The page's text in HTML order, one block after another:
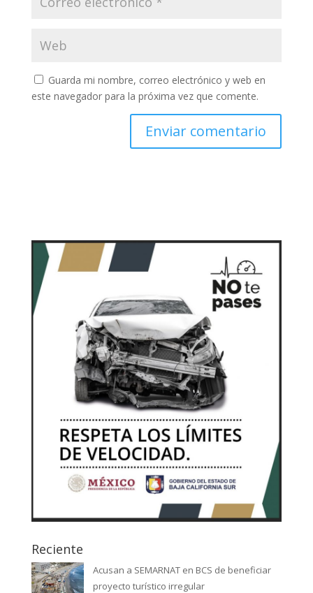
Guarda mi nombre, correo electrónico y web en
este navegador para la próxima vez que comente.
Reciente
Acusan a SEMARNAT en BCS de beneficiar
proyecto turístico irregular